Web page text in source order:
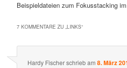
Beispieldateien zum Fokusstacking
7 KOMMENTARE ZU „LINKS“
Hardy Fischerschriebam8. März